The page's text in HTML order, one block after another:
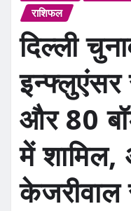
राशिफल
दिल्ली
इन्फ्लुएंसर
और 80
में शामिल,
केजरीवाल